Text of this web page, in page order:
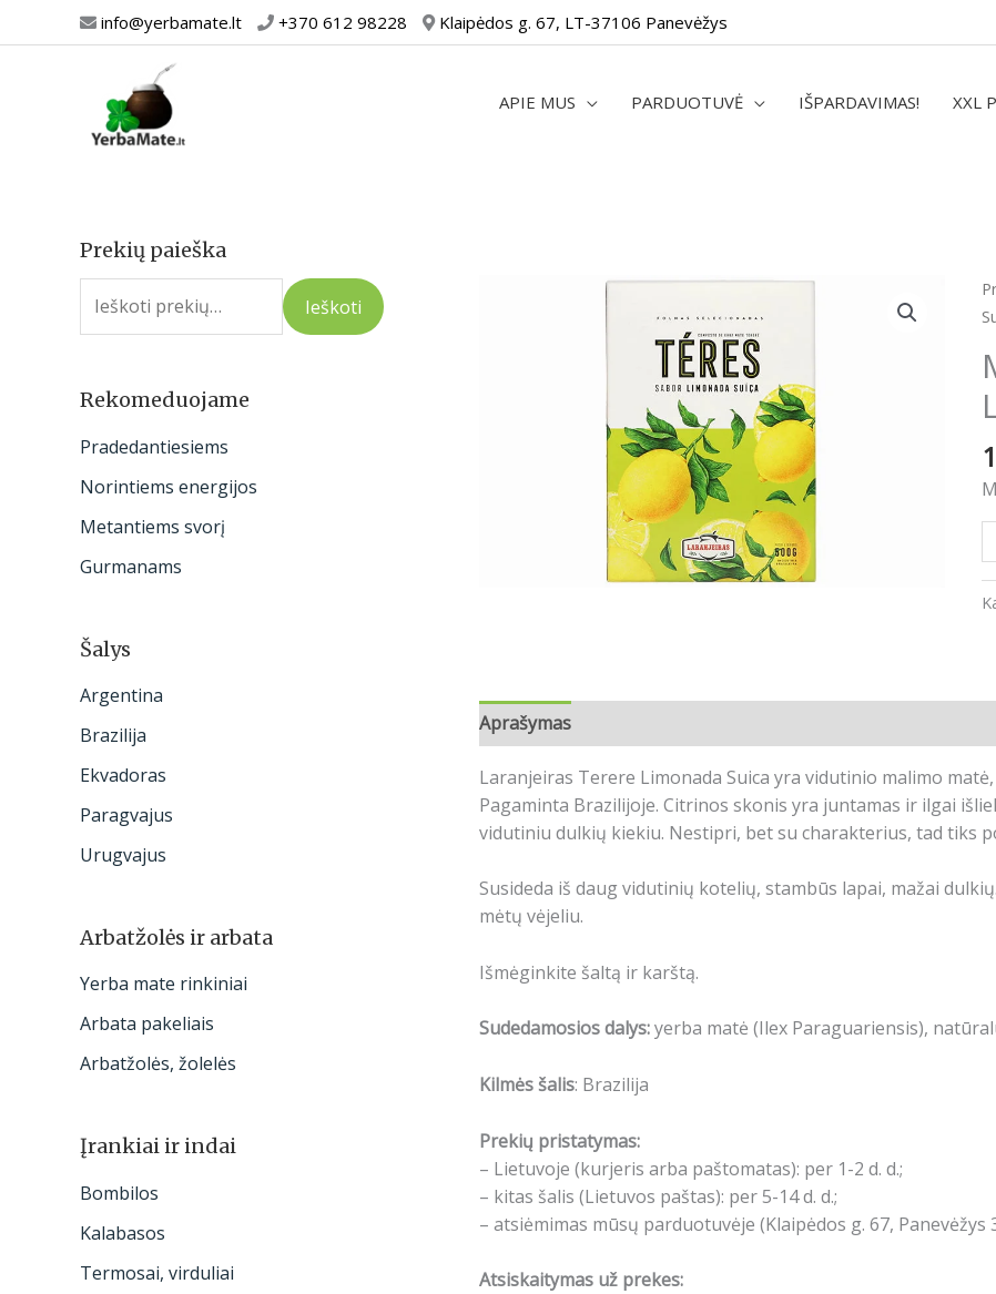
prie
info@yerbamate.lt +370 612 98228 Klaipėdos g. 67, LT-37106 Panevėžys
APIE MUS PARDUOTUVĖ IŠPARDAVIMAS! XXL
Prekių paieška
I
e
o
:
Ieškoti
Rekomeduojame
Pradedantiesiems
Norintiems energijos
Metantiems svorį
Gurmanams
Šalys
Argentina
Brazilija
Ekvadoras
Paragvajus
Urugvajus
Arbatžolės ir arbata
Yerba mate rinkiniai
Arbata pakeliais
Arbatžolės, žolelės
Įrankiai ir indai
Bombilos
Kalabasos
Termosai, virduliai
Aprašymas
Laranjeiras Terere Limonada Suica yra vidutinio malimo
Pagaminta Brazilijoje. Citrinos skonis yra juntamas ir ilgai
vidutiniu dulkių kiekiu. Nestipri, bet su charakterius, tad tiks
Susideda iš daug vidutinių kotelių, stambūs lapai, mažai
mėtų vėjeliu.
Išmėginkite šaltą ir karštą.
Sudedamosios dalys:yerba matė (Ilex Paraguariensis),
Kilmės šalis: Brazilija
Prekių pristatymas:
– Lietuvoje (kurjeris arba paštomatas): per 1-2 d. d.;
– kitas šalis (Lietuvos paštas): per 5-14 d. d.;
– atsiėmimas mūsų parduotuvėje (Klaipėdos g. 67, Panevėžys
Atsiskaitymas už prekes: